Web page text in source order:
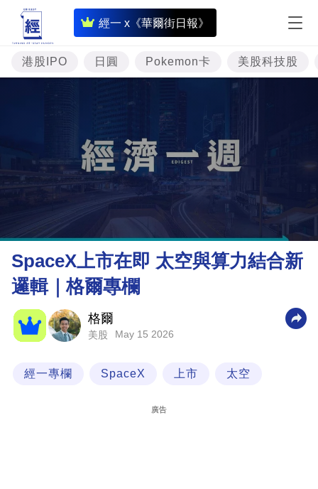
經一 x《華爾街日報》
即
時
財
經
投
資
理
財
商
業
科
港股IPO 日圓 Pokemon卡 美股科技股
SpaceX上市在即 太空與算力結合新
邏輯｜格爾專欄
格爾
美股 May 15 2026
經一專欄 SpaceX 上市 太空
廣告